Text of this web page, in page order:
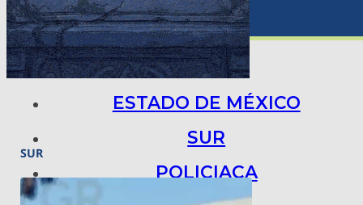
RASTROS Y ROSTROS
VÍNCULOS ANIMALES
ESTADO DE MÉXICO
SUR
POLICIACA
SUR